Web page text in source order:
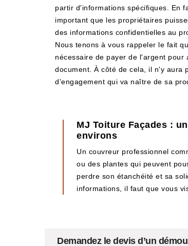
partir d'informations spécifiques. En
important que les propriétaires
des informations confidentielles au
Nous tenons à vous rappeler le fait
nécessaire de payer de l'argent pour
document. À côté de cela, il n'y aura
d'engagement qui va naître de sa
MJ Toiture Façades :
environs
Un couvreur professionnel
ou des plantes qui peuvent
perdre son étanchéité et sa
informations, il faut que vous
Demandez le devis d’un